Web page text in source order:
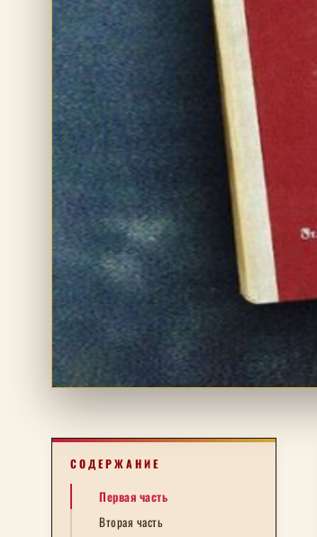
СОДЕРЖАНИЕ
Первая часть
Вторая часть